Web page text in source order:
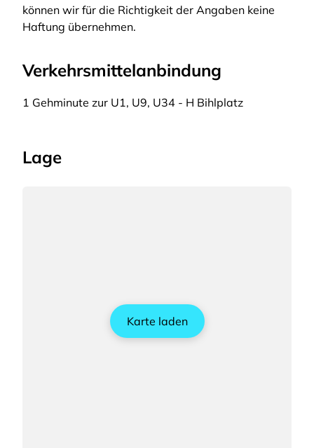
können wir für die Richtigkeit der Angaben keine
Haftung übernehmen.
Verkehrsmittelanbindung
1 Gehminute zur U1, U9, U34 - H Bihlplatz
Lage
Karte laden